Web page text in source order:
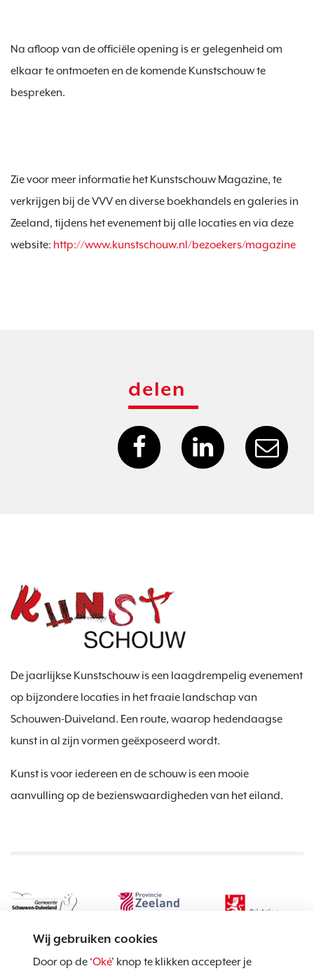
Na afloop van de officiële opening is er gelegenheid om
elkaar te ontmoeten en de komende Kunstschouw te
Zie voor meer informatie het Kunstschouw Magazine, te
verkrijgen bij de VVV en diverse boekhandels en galeries in
Zeeland, tijdens het evenement bij alle locaties en via deze
website: http://www.kunstschouw.nl/bezoekers/magazine
delen
Wij gebruiken cookies
Door op de ‘Oké’ knop te klikken accepteer je
De jaarlijkse Kunstschouw is een laagdrempelig evenement
op bijzondere locaties in het fraaie landschap van
Schouwen-Duiveland. Een route, waarop hedendaagse
kunst in al zijn vormen geëxposeerd wordt.
Kunst is voor iedereen en de schouw is een mooie
aanvulling op de bezienswaardigheden van het eiland.